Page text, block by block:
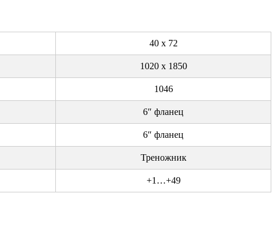
40 х 72
1020 х 1850
1046
6″ фланец
6″ фланец
Треножник
+1…+49